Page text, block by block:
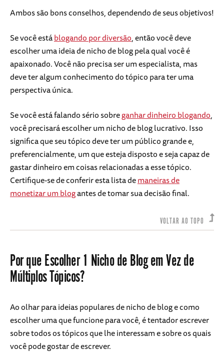
Ambos são bons conselhos, dependendo de seus objetivos!
Se você estáblogando por diversão, então você deve
escolher uma ideia de nicho de blog pela qual você é
apaixonado. Você não precisa ser um especialista, mas
deve ter algum conhecimento do tópico para ter uma
perspectiva única.
Se você está falando sério sobreganhar dinheiro blogando,
você precisará escolher um nicho de blog lucrativo. Isso
significa que seu tópico deve ter um público grande e,
preferencialmente, um que esteja disposto e seja capaz de
gastar dinheiro em coisas relacionadas a esse tópico.
Certifique-se de conferir esta lista demaneiras de
monetizar um blogantes de tomar sua decisão final.
VOLTAR AO TOPO
Por que Escolher 1 Nicho de Blog em Vez de
Múltiplos Tópicos?
Ao olhar para ideias populares de nicho de blog e como
escolher uma que funcione para você, é tentador escrever
sobre todos os tópicos que lhe interessam e sobre os quais
você pode gostar de escrever.